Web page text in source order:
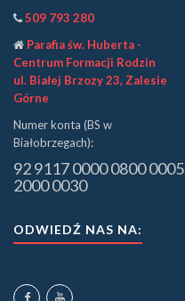
509 793 280
Parafia św. Huberta -
Centrum Formacji Rodzin
ul. Białej Brzozy 23, Zalesie
Górne
Numer konta (BS w
Białobrzegach):
92 9117 0000 0800 0005
2000 0030
ODWIEDŹ NAS NA: